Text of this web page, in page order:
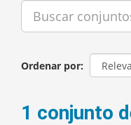
Ordenar por
1 conjunto